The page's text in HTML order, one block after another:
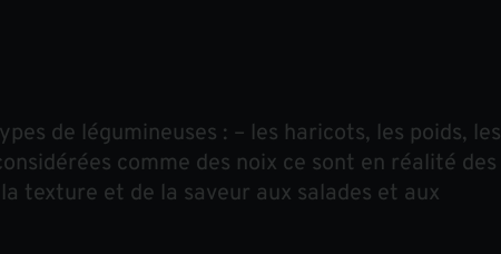
de légumineuses : – les haricots, les poids, les
comme des noix ce sont en réalité des
texture et de la saveur aux salades et aux